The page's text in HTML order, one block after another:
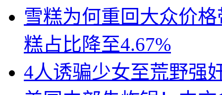
雪糕为何重回大众价
糕占比降至4.67%
4人诱骗少女至荒野强